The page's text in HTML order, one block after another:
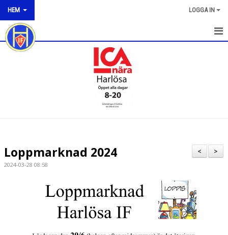
HEM LOGGA IN
HEM
BILDGALLERI
VÅRA LAG/TRÄNARE
>
<
Loppmarknad 2024
2024-03-28 08:58